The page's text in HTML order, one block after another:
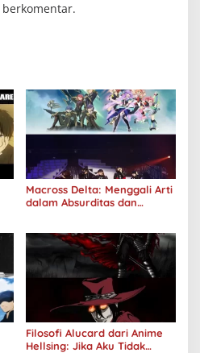
Macross Delta: Menggali Arti
dalam Absurditas dan
Filosofi Alucard dari Anime
Hellsing: Jika Aku Tidak